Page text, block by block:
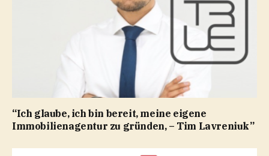
“Ich glaube, ich bin bereit, meine eigene
Immobilienagentur zu gründen, – Tim Lavreniuk”